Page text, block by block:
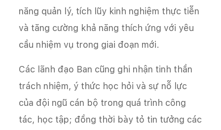
năng quản lý, tích lũy kinh nghiệm thực tiễn
và tăng cường khả năng thích ứng với yêu
cầu nhiệm vụ trong giai đoạn mới.
Các lãnh đạo Ban cũng ghi nhận tinh thần
trách nhiệm, ý thức học hỏi và sự nỗ lực
của đội ngũ cán bộ trong quá trình công
tác, học tập; đồng thời bày tỏ tin tưởng các